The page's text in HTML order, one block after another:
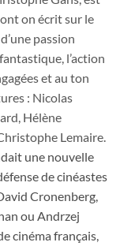
on écrit sur le
passion
l’action
et au ton
: Nicolas
Hélène
Lemaire.
une nouvelle
de cinéastes
Cronenberg,
ou Andrzej
cinéma français,